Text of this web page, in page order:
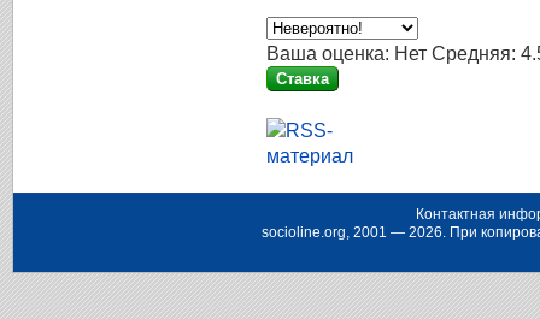
Ваша оценка: Нет Средняя:
Контактная
socioline.org, 2001 — 2026. При